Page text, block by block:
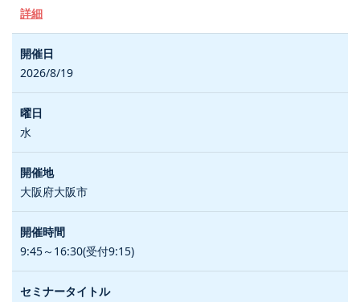
詳細
2026/8/19
水
大阪府大阪市
9:45～16:30(受付9:15)